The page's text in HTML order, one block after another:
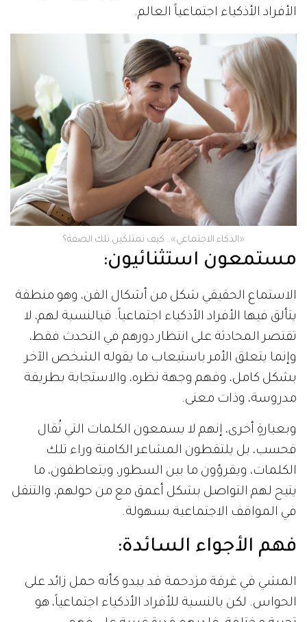
الأفراد الأذكياء اجتماعياً العالم.
«الذكاء الاجتماعي».. كيف تمتلكين تلك الصفة؟
مستمعون استثنائيون:
الاستماع الحقيقي شكل من أشكال الفن، وهو منطقة
يتألق فيها الأفراد الأذكياء اجتماعياً. فبالنسبة لهم، لا
تقتصر المحادثة على انتظار دورهم في التحدث فقط،
وإنما يتعلق الأمر باستيعاب ما يقوله الشخص الآخر
بشكل كامل، وفهم وجهة نظره، والاستجابة بطريقة
مدروسة، وذات معنى.
وبعبارةٍ أخرى، إنهم لا يسمعون الكلمات التي تُقال
فحسب، بل يلتقطون المشاعر الكامنة وراء تلك
الكلمات، ويقرؤون ما بين السطور، ويتعاطفون، ما
يتيح لهم التواصل بشكل أعمق مع من حولهم، والتنقل
في المواقف الاجتماعية بسهولة.
فهم الأجواء السائدة:
المشي في غرفة مزدحمة قد يبدو كأنه حمل زائد على
الحواس. لكن بالنسبة للأفراد الأذكياء اجتماعياً، هو